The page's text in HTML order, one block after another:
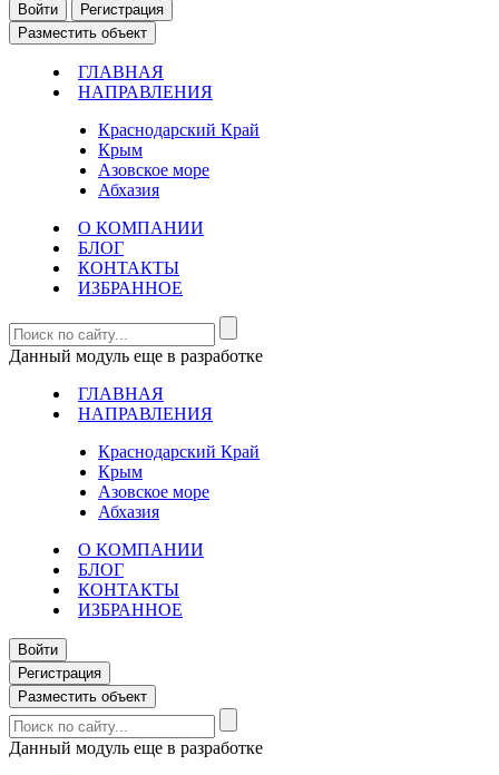
Войти
Регистрация
Разместить объект
ГЛАВНАЯ
НАПРАВЛЕНИЯ
Краснодарский Край
Крым
Азовское море
Абхазия
О КОМПАНИИ
БЛОГ
КОНТАКТЫ
ИЗБРАННОЕ
Данный модуль еще в разработке
ГЛАВНАЯ
НАПРАВЛЕНИЯ
Краснодарский Край
Крым
Азовское море
Абхазия
О КОМПАНИИ
БЛОГ
КОНТАКТЫ
ИЗБРАННОЕ
Войти
Регистрация
Разместить объект
Данный модуль еще в разработке